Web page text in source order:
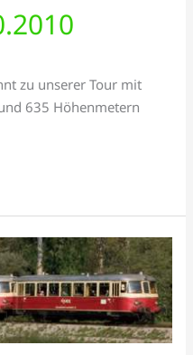
zu unserer Tour mit
635 Höhenmetern